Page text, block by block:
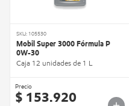
SKU: 105530
Mobil Super 3000 Fórmula P
0W-30
Caja 12 unidades de 1 L
Precio
$ 153.920